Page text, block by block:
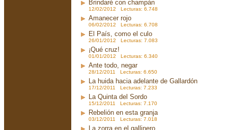
Brindaré con champán
12/02/2012 Lecturas: 6.748
Amanecer rojo
06/02/2012 Lecturas: 6.708
El País, como el culo
26/01/2012 Lecturas: 7.083
¡Qué cruz!
01/01/2012 Lecturas: 6.340
Ante todo, negar
28/12/2011 Lecturas: 6.650
La huida hacia adelante de Gallardón
17/12/2011 Lecturas: 7.233
La Quinta del Sordo
15/12/2011 Lecturas: 7.170
Rebelión en esta granja
03/12/2011 Lecturas: 7.018
La zorra en el gallinero